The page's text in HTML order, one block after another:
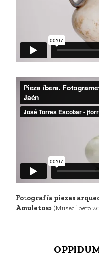
Fotografía piezas
Amuletos» (Museo Íbero